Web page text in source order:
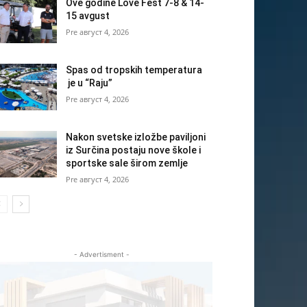
Ove godine Love Fest 7-8 & 14-
15 avgust
август 4, 2026
Spas od tropskih temperatura
je u “Raju”
август 4, 2026
Nakon svetske izložbe paviljoni
iz Surčina postaju nove škole i
sportske sale širom zemlje
август 4, 2026
- Advertisment -